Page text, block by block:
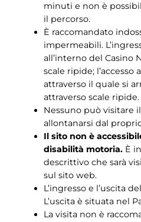
minuti e non è
il percorso.
È raccomandato
impermeabili.
all’interno del Casino
scale ripide; l’accesso
attraverso il quale si
attraverso scale ripide.
Nessuno può visitare
allontanarsi dal
Il sito non è
disabilità motoria.È
descrittivo che sarà
sul sito web.
L’ingresso e l’uscita
L’uscita è situata nel
La visita non è